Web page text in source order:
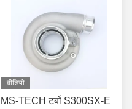
वीडियो
MS-TECH टर्बो S300SX-E